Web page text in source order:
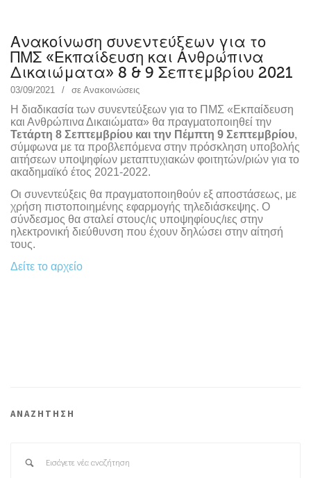
Ανακοίνωση συνεντεύξεων για το
ΠΜΣ «Εκπαίδευση και Ανθρώπινα
Δικαιώματα» 8 & 9 Σεπτεμβρίου 2021
03/09/2021 σε Ανακοινώσεις
Η διαδικασία των συνεντεύξεων για το ΠΜΣ «Εκπαίδευση
και Ανθρώπινα Δικαιώματα» θα πραγματοποιηθεί την
Τετάρτη 8 Σεπτεμβρίου και την Πέμπτη 9 Σεπτεμβρίου,
σύμφωνα με τα προβλεπόμενα στην πρόσκληση υποβολής
αιτήσεων υποψηφίων μεταπτυχιακών φοιτητών/ριών για το
ακαδημαϊκό έτος 2021-2022.
Οι συνεντεύξεις θα πραγματοποιηθούν εξ αποστάσεως, με
χρήση πιστοποιημένης εφαρμογής τηλεδιάσκεψης. Ο
σύνδεσμος θα σταλεί στους/ις υποψηφίους/ιες στην
ηλεκτρονική διεύθυνση που έχουν δηλώσει στην αίτησή
τους.
Δείτε το αρχείο
ΑΝΑΖΗΤΗΣΗ